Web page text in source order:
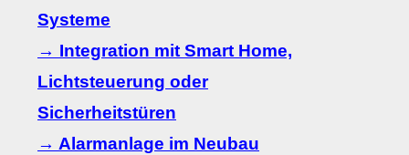
Systeme
→ Integration mit Smart Home,
Lichtsteuerung oder
Sicherheitstüren
→ Alarmanlage im Neubau